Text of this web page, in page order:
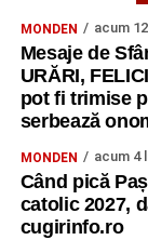
MONDEN acum
Mesaje de
URĂRI,
pot fi trimise
serbează
MONDEN acum 4
Când pică
catolic 2027,
cugirinfo.ro